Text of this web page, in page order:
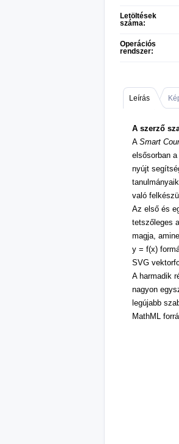
Letöltések
száma:
Operációs
rendszer:
Leírás
A szerző
A Smart
elsősorban
nyújt
való
Az első és
tetszőleges
magja,
y = f(x)
SVG
A harmadik
nagyon
legújabb
MathML